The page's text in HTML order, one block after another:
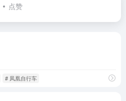
点赞
# 凤凰自行车